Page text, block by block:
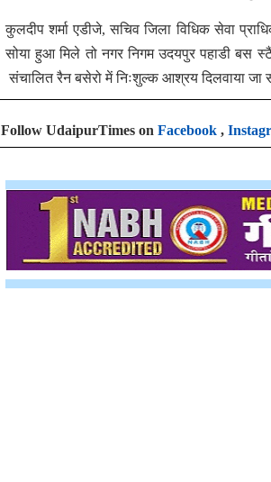
कुलदीप शर्मा एडीजे, सचिव जिला विधिक सेवा
सोया हुआ मिले तो नगर निगम उदयपुर पहाडी बस
संचालित रैन बसेरो में निःशुल्क आश्रय दिलवाया जा
Follow UdaipurTimes on Facebook ,